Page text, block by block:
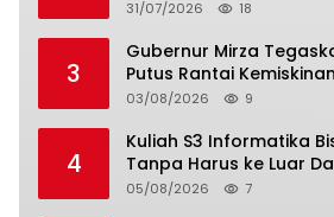
31/07/2026 18
3
Gubernur Mirza
Putus Rantai Kemiskinan
03/08/2026 9
4
Kuliah S3 Informatika
Tanpa Harus ke Luar
05/08/2026 7